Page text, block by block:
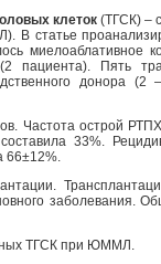
клеток (ТГСК) –
статье
миелоаблативное
пациента). Пять
донора
Частота острой
33%.
66±12%.
заболевания.
ТГСК при ЮММЛ.